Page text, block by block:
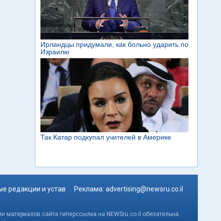
редакции и устав Реклама: advertising@newsru.co.il
сайта гиперссылка на NEWSru.co.il обязательна.